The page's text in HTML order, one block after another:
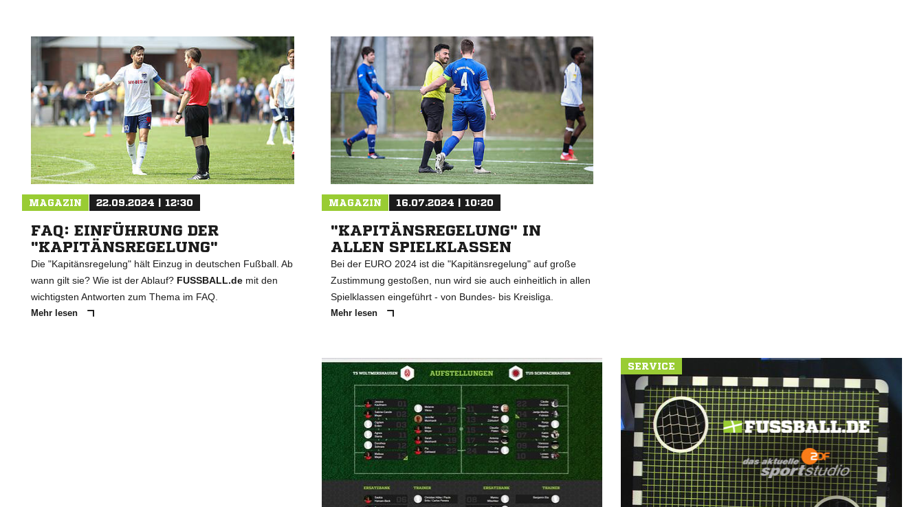
MAGAZIN 22.09.2024 | 12:30
FAQ: EINFÜHRUNG DER
"KAPITÄNSREGELUNG"
Die "Kapitänsregelung" hält Einzug in deutschen Fußball. Ab
wann gilt sie? Wie ist der Ablauf? FUSSBALL.de mit den
wichtigsten Antworten zum Thema im FAQ.
Mehr lesen
MAGAZIN 16.07.2024 | 10:20
"KAPITÄNSREGELUNG" IN
ALLEN SPIELKLASSEN
Bei der EURO 2024 ist die "Kapitänsregelung" auf große
Zustimmung gestoßen, nun wird sie auch einheitlich in allen
Spielklassen eingeführt - von Bundes- bis Kreisliga.
Mehr lesen
SERVICE